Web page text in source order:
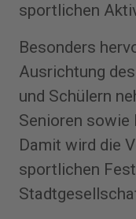
sportlichen
Besonders
Ausrichtung
und Schülern
Senioren sowie
Damit wird die
sportlichen